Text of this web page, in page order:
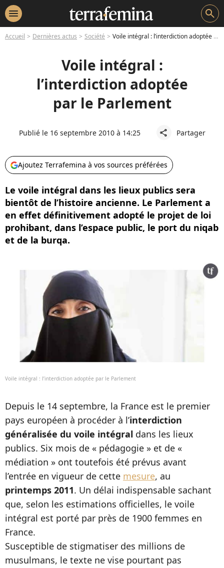
menu search
Accueil Dernières actus Société Voile intégral : l’interdiction adoptée par le Parlement
Voile intégral :
l’interdiction adoptée
par le Parlement
Publié le 16 septembre 2010 à 14:25 share Partager
Ajoutez Terrafemina à vos sources préférées
Le voile intégral dans les lieux publics sera
bientôt de l’histoire ancienne. Le Parlement a
en effet définitivement adopté le projet de loi
prohibant, dans l’espace public, le port du niqab
et de la burqa.
Voile intégral : l’interdiction adoptée par le Parlement
Depuis le 14 septembre, la France est le premier
pays européen à procéder à l’interdiction
généralisée du voile intégral dans les lieux
publics. Six mois de « pédagogie » et de «
médiation » ont toutefois été prévus avant
l’entrée en vigueur de cette mesure, au
printemps 2011. Un délai indispensable sachant
que, selon les estimations officielles, le voile
intégral est porté par près de 1900 femmes en
France.
Susceptible de stigmatiser des millions de
musulmans, le texte ne vise pourtant pas